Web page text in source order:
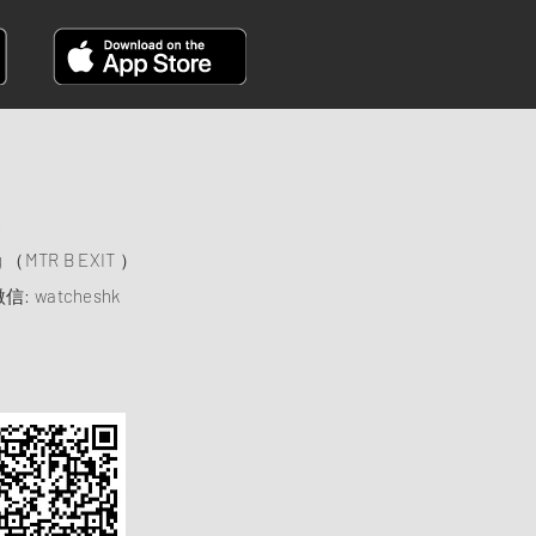
MTR B EXIT ）
信: watcheshk